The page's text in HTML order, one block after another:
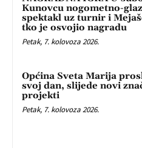
Kunovcu nogometno-
spektakl uz turnir i
tko je osvojio nagradu
Petak, 7. kolovoza 2026.
Općina Sveta Marija
svoj dan, slijede novi
projekti
Petak, 7. kolovoza 2026.